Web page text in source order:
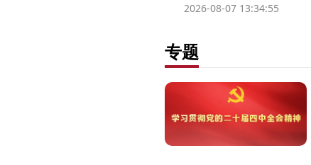
2026-08-07 13:34:55
专题